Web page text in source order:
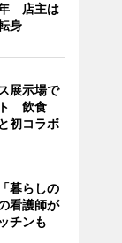
店主は
身
展示場で
ト 飲食
初コラボ
暮らしの
看護師が
チンも